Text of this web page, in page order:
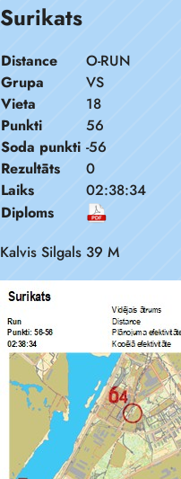
Surikats
Distance
O-RUN
Grupa
VS
Vieta
18
Punkti
56
Soda punkti -56
Rezultāts
0
Laiks
02:38:34
Diploms
Kalvis Silgals 39 M